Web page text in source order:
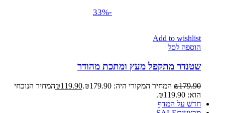
-33%
Add to wishlist
הוספה לסל
שטנדר מתקפל מעץ ומתכת מהודר
₪179.90 המחיר המקורי היה: ₪179.90. ₪119.90
המחיר הנוכחי
הוא: ₪119.90.
חדש על המדף